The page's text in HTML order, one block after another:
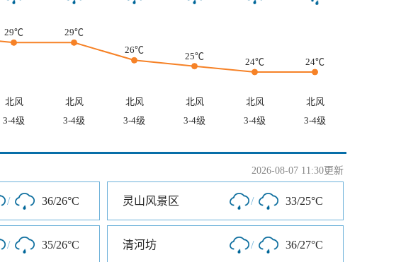
29℃
29℃
26℃
25℃
24℃ 24℃
北风 北风 北风 北风 北风
北风
3-4级 3-4级 3-4级 3-4级 3-4级 3-4级
2026-08-07 11:30更新
/ 36/26°C 灵山风景区 / 33/25°C
/ 35/26°C 清河坊 / 36/27°C